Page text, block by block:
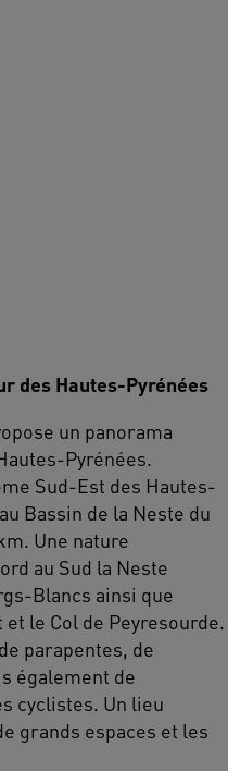
des Hautes-Pyrénées
un panorama
Pyrénées.
Sud-Est des Hautes-
Bassin de la Neste du
Une nature
au Sud la Neste
Blancs ainsi que
le Col de Peyresourde.
parapentes, de
également de
cyclistes. Un lieu
grands espaces et les